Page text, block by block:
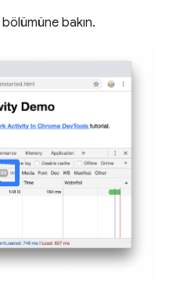
bölümüne bakın.